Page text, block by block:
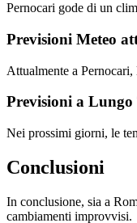
Pernocari gode di un
Previsioni Meteo
Attualmente a
Previsioni a Lungo
Nei prossimi giorni, le
Conclusioni
In conclusione, sia a
cambiamenti improvvisi.